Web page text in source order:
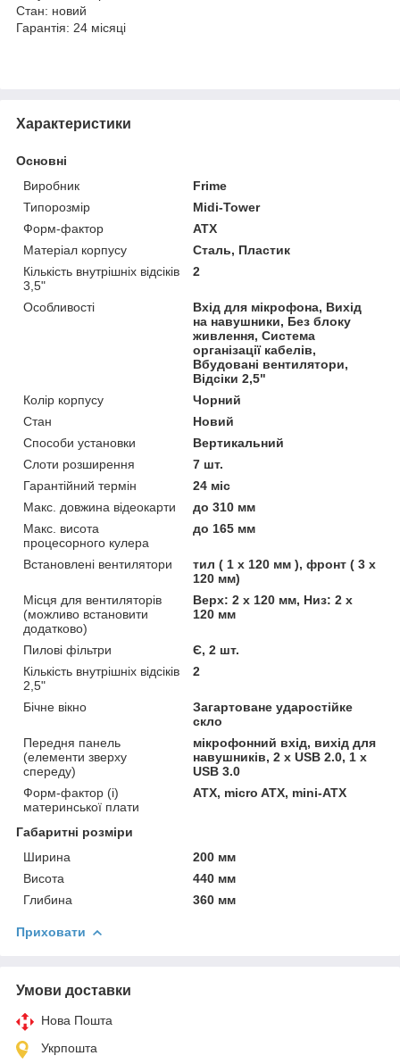
Стан: новий
Гарантія: 24 місяці
Характеристики
Основні
Виробник
Frime
Типорозмір
Midi-Tower
Форм-фактор
ATX
Матеріал корпусу
Сталь, Пластик
Кількість внутрішніх відсіків
3,5"
2
Особливості
Вхід для мікрофона, Вихід
на навушники, Без блоку
живлення, Система
організації кабелів,
Вбудовані вентилятори,
Відсіки 2,5"
Колір корпусу
Чорний
Стан
Новий
Способи установки
Вертикальний
Слоти розширення
7 шт.
Гарантійний термін
24 міс
Макс. довжина відеокарти
до 310 мм
Макс. висота
процесорного кулера
до 165 мм
Встановлені вентилятори
тил ( 1 х 120 мм ), фронт ( 3 х
120 мм)
Місця для вентиляторів
(можливо встановити
додатково)
Верх: 2 х 120 мм, Низ: 2 х
120 мм
Пилові фільтри
Є, 2 шт.
Кількість внутрішніх відсіків
2,5"
2
Бічне вікно
Загартоване ударостійке
скло
Передня панель
(елементи зверху
спереду)
мікрофонний вхід, вихід для
навушників, 2 x USB 2.0, 1 x
USB 3.0
Форм-фактор (і)
материнської плати
ATX, micro ATX, mini-ATX
Габаритні розміри
Ширина
200 мм
Висота
440 мм
Глибина
360 мм
Приховати
Умови доставки
Нова Пошта
Укрпошта